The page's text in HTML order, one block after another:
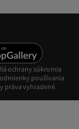
práva vyhradené.
ochrany súkromia
používania